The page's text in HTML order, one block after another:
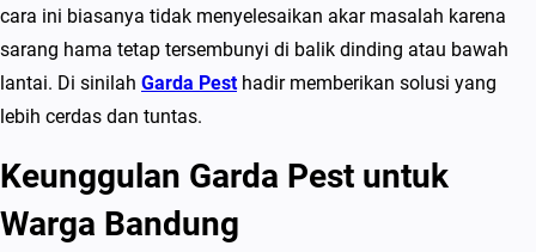
i
k
&
M
a
cara ini biasanya tidak menyelesaikan akar masalah karena
sarang hama tetap tersembunyi di balik dinding atau bawah
lantai. Di sinilah Garda Pesthadir memberikan solusi yang
lebih cerdas dan tuntas.
Keunggulan Garda Pest untuk
Warga Bandung